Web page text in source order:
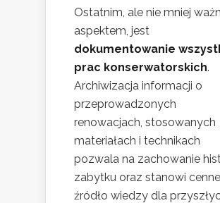
Ostatnim, ale nie mniej
aspektem, jest
dokumentowanie
prac konserwatorskich.
Archiwizacja informacji o
przeprowadzonych
renowacjach, stosowanych
materiałach i technikach
pozwala na zachowanie
zabytku oraz stanowi cenne
źródło wiedzy dla